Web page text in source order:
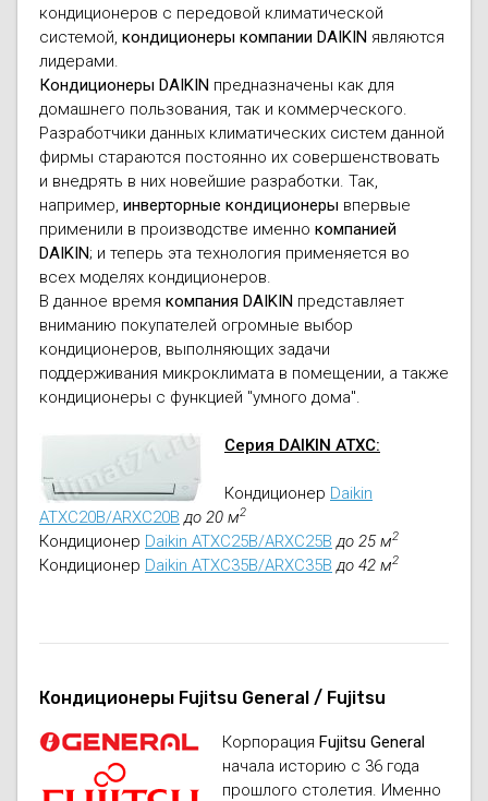
кондиционеров с передовой климатической
системой, кондиционеры компании DAIKIN являются
лидерами.
Кондиционеры DAIKIN предназначены как для
домашнего пользования, так и коммерческого.
Разработчики данных климатических систем данной
фирмы стараются постоянно их совершенствовать
и внедрять в них новейшие разработки. Так,
например, инверторные кондиционеры впервые
применили в производстве именно компанией
DAIKIN; и теперь эта технология применяется во
всех моделях кондиционеров.
В данное время компания DАIKIN представляет
вниманию покупателей огромные выбор
кондиционеров, выполняющих задачи
поддерживания микроклимата в помещении, а также
кондиционеры с функцией "умного дома".
Серия DAIKIN ATXC:
Кондиционер Daikin
ATXC20B/ARXC20B до 20 м2
Кондиционер Daikin ATXC25B/ARXC25B до 25 м2
Кондиционер Daikin ATXC35B/ARXC35B до 42 м2
Кондиционеры Fujitsu General / Fujitsu
Корпорация Fujitsu General
начала историю с 36 года
прошлого столетия. Именно